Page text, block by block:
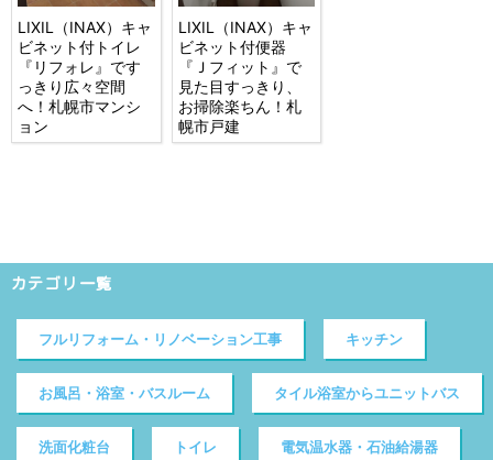
LIXIL（INAX）キャ
ビネット付トイレ
『リフォレ』です
っきり広々空間
へ！札幌市マンシ
ョン
LIXIL（INAX）キャ
ビネット付便器
『Ｊフィット』で
見た目すっきり、
お掃除楽ちん！札
幌市戸建
カテゴリ一覧
フルリフォーム・リノベーション工事 キッチン
お風呂・浴室・バスルーム タイル浴室からユニットバス
洗面化粧台 トイレ 電気温水器・石油給湯器